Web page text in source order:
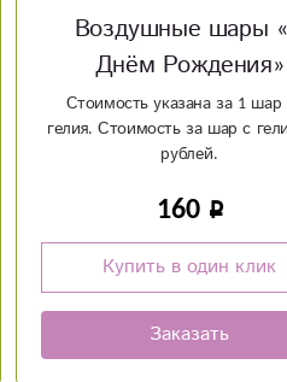
Мягкая игрушка
Поросёнок
850
Купить в один клик
Заказать